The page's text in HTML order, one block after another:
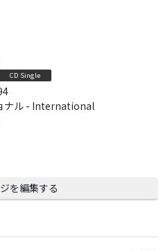
CD Single
ナル - International
を編集する